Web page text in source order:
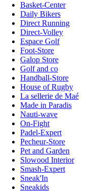
Basket-Center
Daily Bikers
Direct Running
Direct-Volley
Espace Golf
Foot-Store
Galop Store
Golf and co
Handball-Store
House of Rugby
La sellerie de Maé
Made in Paradis
Nauti-wave
On-Fight
Padel-Expert
Pecheur-Store
Pet and Garden
Slowood Interior
Smash-Expert
Sneak'In
Sneakids